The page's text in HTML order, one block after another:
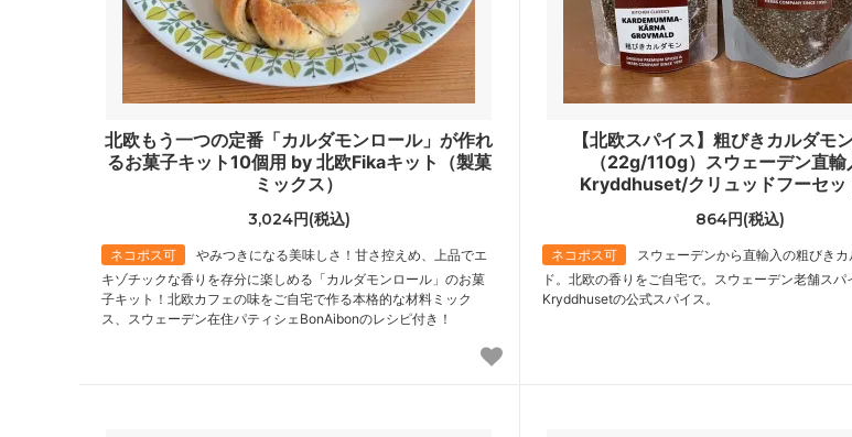
北欧もう一つの定番「カルダモンロール」が作れ
るお菓子キット10個用 by 北欧Fikaキット（製菓
ミックス）
3,024円(税込)
ネコポス可
やみつきになる美味しさ！甘さ控えめ、上品でエ
キゾチックな香りを存分に楽しめる「カルダモンロール」のお菓
子キット！北欧カフェの味をご自宅で作る本格的な材料ミック
ス、スウェーデン在住パティシェBonAibonのレシピ付き！
【北欧スパイス】粗びきカルダモ
（22g/110g）スウェーデン直
Kryddhuset/クリュッドフーセッ
864円(税込)
ネコポス可
スウェーデンから直輸入の粗びき
ド。北欧の香りをご自宅で。スウェーデン老舗スパ
Kryddhusetの公式スパイス。